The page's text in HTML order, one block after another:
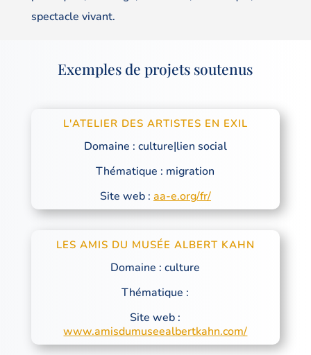
spectacle vivant.
Exemples de projets soutenus
L'ATELIER DES ARTISTES EN EXIL
Domaine : culture|lien social
Thématique : migration
Site web : aa-e.org/fr/
LES AMIS DU MUSÉE ALBERT KAHN
Domaine : culture
Thématique :
Site web :
www.amisdumuseealbertkahn.com/